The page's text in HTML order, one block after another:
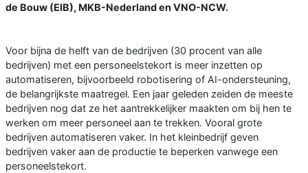
de Bouw (EIB), MKB-Nederland en VNO-NCW.
Voor bijna de helft van de bedrijven (30 procent van alle
bedrijven) met een personeelstekort is meer inzetten op
automatiseren, bijvoorbeeld robotisering of AI-ondersteuning,
de belangrijkste maatregel. Een jaar geleden zeiden de meeste
bedrijven nog dat ze het aantrekkelijker maakten om bij hen te
werken om meer personeel aan te trekken. Vooral grote
bedrijven automatiseren vaker. In het kleinbedrijf geven
bedrijven vaker aan de productie te beperken vanwege een
personeelstekort.